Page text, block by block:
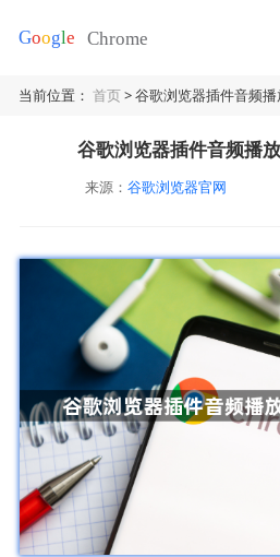
当前位置：首页> 谷歌浏览器插件音频
谷歌浏览器插件音频播
来源： 谷歌浏览器官网